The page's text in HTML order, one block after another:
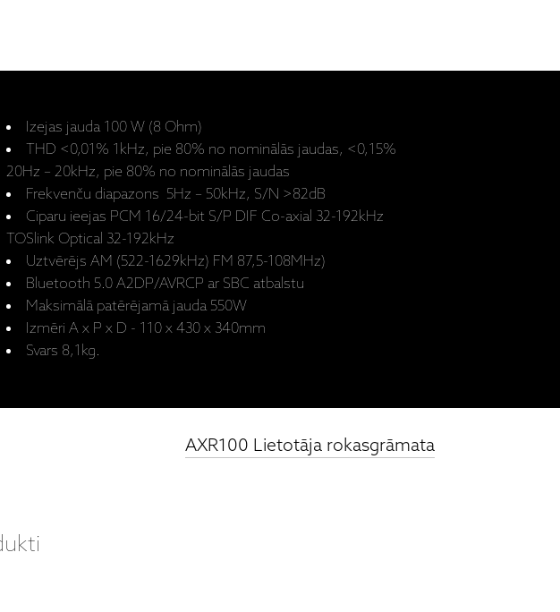
Izejas jauda 100 W (8 Ohm)
THD <0,01% 1kHz, pie 80% no nominālās jaudas, <0,15%
20Hz – 20kHz, pie 80% no nominālās jaudas
Frekvenču diapazons 5Hz – 50kHz, S/N >82dB
Ciparu ieejas PCM 16/24-bit S/P DIF Co-axial 32-192kHz
TOSlink Optical 32-192kHz
Uztvērējs AM (522-1629kHz) FM 87,5-108MHz)
Bluetooth 5.0 A2DP/AVRCP ar SBC atbalstu
Maksimālā patērējamā jauda 550W
Izmēri A x P x D - 110 x 430 x 340mm
Svars 8,1kg.
AXR100 Lietotāja rokasgrāmata